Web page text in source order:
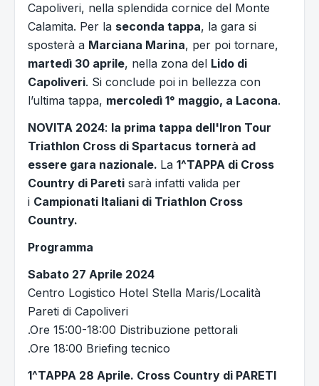
Capoliveri, nella splendida cornice del Monte
Calamita. Per la seconda tappa, la gara si
sposterà a Marciana Marina, per poi tornare,
martedì 30 aprile, nella zona del Lido di
Capoliveri. Si conclude poi in bellezza con
l’ultima tappa, mercoledì 1° maggio, a Lacona.
NOVITA 2024: la prima tappa dell'Iron Tour
Triathlon Cross di Spartacus tornerà ad
essere gara nazionale. La 1^TAPPA di Cross
Country di Pareti sarà infatti valida per
i Campionati Italiani di Triathlon Cross
Country.
Programma
Sabato 27 Aprile 2024
Centro Logistico Hotel Stella Maris/Località
Pareti di Capoliveri
.Ore 15:00-18:00 Distribuzione pettorali
.Ore 18:00 Briefing tecnico
1^TAPPA 28 Aprile. Cross Country di PARETI